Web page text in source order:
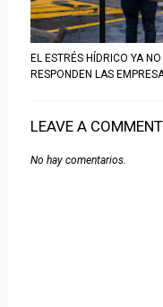
EL ESTRÉS HÍDRICO YA
RESPONDEN LAS
LEAVE A COMMENT
No hay comentarios.